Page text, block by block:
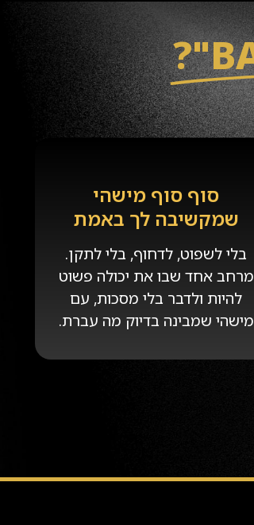
4
סוף סוף מישהי
שמקשיבה לך באמת
בלי לשפוט, לדחוף, בלי לתקן.
מרחב אחד שבו את יכולה פשוט
להיות ולדבר בלי מסכות, עם
מישהי שמבינה בדיוק מה עברת.